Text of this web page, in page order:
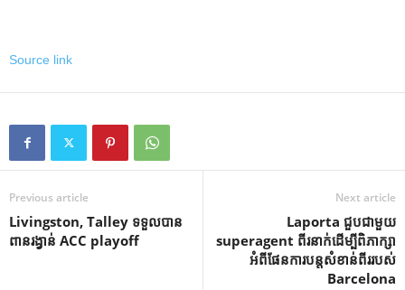
Source link
Previous article
Livingston, Talley ទទួលបាន
ពានរង្វាន់ ACC playoff
Next article
Laporta ជួបជាមួយ
superagent ពីរនាក់ដើម្បីពិភាក្សា
អំពីផែនការបន្តសំខាន់ពីររបស់
Barcelona